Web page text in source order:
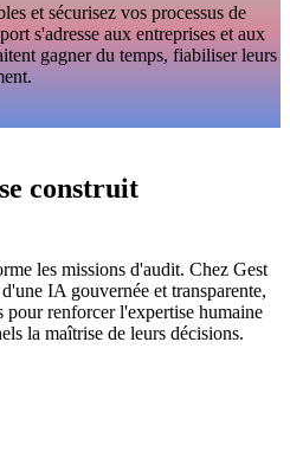
et sécurisez vos processus de
s'adresse aux entreprises et aux
gagner du temps, fiabiliser leurs
construit
les missions d'audit. Chez Gest
IA gouvernée et transparente,
renforcer l'expertise humaine
la maîtrise de leurs décisions.